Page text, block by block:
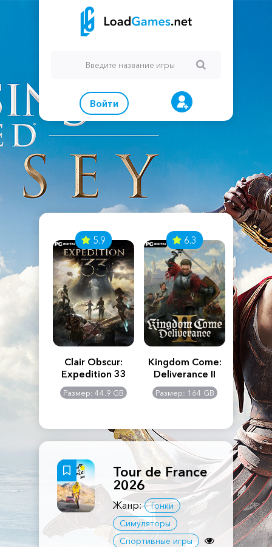
Войти
Creed
5.9
Clair Obscur:
Expedition 33
Размер: 44.9 GB
6.3
Kingdom Come:
Deliverance II
Размер: 164 GB
The
Tour de France
2026
Жанр:
Гонки
Симуляторы
Спортивные игры